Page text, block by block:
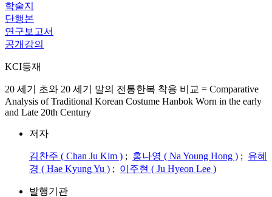
학술지
단행본
연구보고서
공개강의
KCI등재
20 세기 초와 20 세기 말의 전통한복 착용 비교 = Comparative
Analysis of Traditional Korean Costume Hanbok Worn in the early
and Late 20th Century
저자
김찬주 ( Chan Ju Kim ) ; 홍나영 ( Na Young Hong ) ; 유혜
경 ( Hae Kyung Yu ) ; 이주현 ( Ju Hyeon Lee )
발행기관